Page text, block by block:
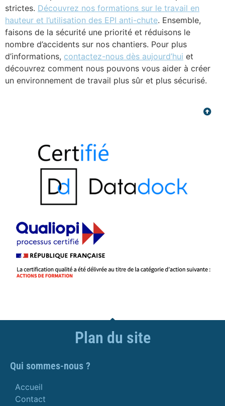
strictes. Découvrez nos formations sur le travail en
hauteur et l’utilisation des EPI anti-chute. Ensemble,
faisons de la sécurité une priorité et réduisons le
nombre d’accidents sur nos chantiers. Pour plus
d’informations, contactez-nous dès aujourd’hui et
découvrez comment nous pouvons vous aider à créer
un environnement de travail plus sûr et plus sécurisé.
Plan du site
Qui sommes-nous ?
Accueil
Contact